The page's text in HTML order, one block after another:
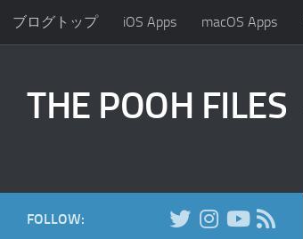
コンテンツへスキップ
ブログトップ iOS Apps macOS Apps
THE POOH FILES
FOLLOW: